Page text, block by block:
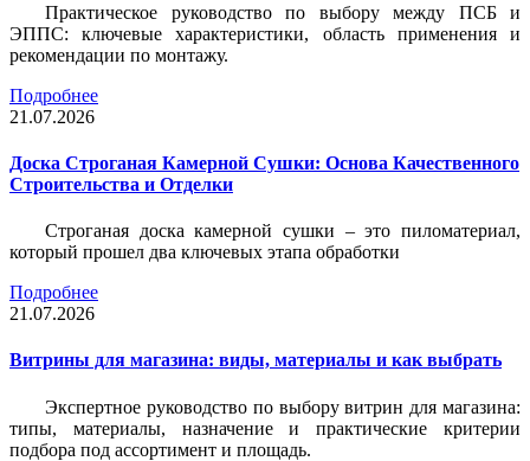
Практическое руководство по выбору между ПСБ и
ЭППС: ключевые характеристики, область применения и
рекомендации по монтажу.
Подробнее
21.07.2026
Доска Строганая Камерной Сушки: Основа Качественного
Строительства и Отделки
Строганая доска камерной сушки – это пиломатериал,
который прошел два ключевых этапа обработки
Подробнее
21.07.2026
Витрины для магазина: виды, материалы и как выбрать
Экспертное руководство по выбору витрин для магазина:
типы, материалы, назначение и практические критерии
подбора под ассортимент и площадь.